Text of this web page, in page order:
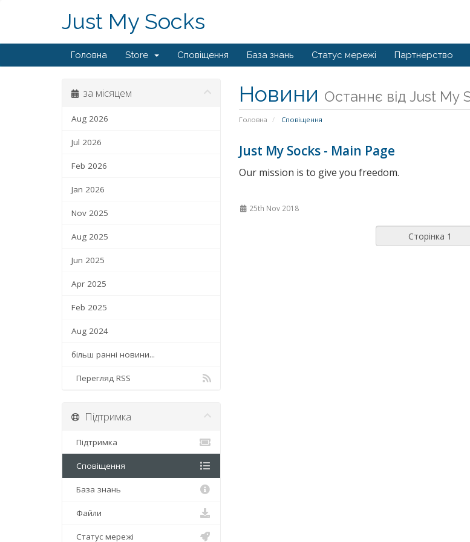
Just My Socks
Головна Store Сповіщення База знань Статус мережі Партнерство
Новини Останнє від Just My
Головна Сповіщення
за місяцем
Aug 2026
Jul 2026
Feb 2026
Jan 2026
Nov 2025
Aug 2025
Jun 2025
Apr 2025
Feb 2025
Aug 2024
більш ранні новини...
Перегляд RSS
Just My Socks - Main Page
Our mission is to give you freedom.
25th Nov 2018
Підтримка
Підтримка
Сповіщення
База знань
Файли
Статус мережі